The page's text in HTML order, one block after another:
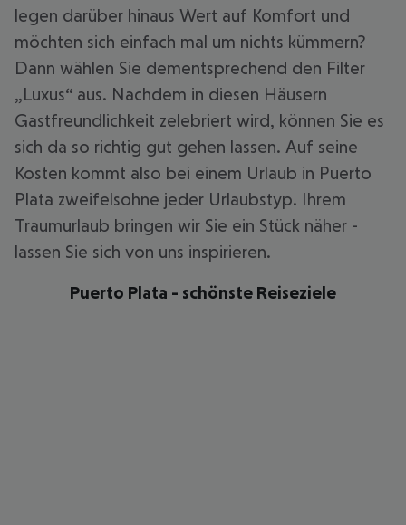
legen darüber hinaus Wert auf Komfort und
möchten sich einfach mal um nichts kümmern?
Dann wählen Sie dementsprechend den Filter
„Luxus“ aus. Nachdem in diesen Häusern
Gastfreundlichkeit zelebriert wird, können Sie es
sich da so richtig gut gehen lassen. Auf seine
Kosten kommt also bei einem Urlaub in Puerto
Plata zweifelsohne jeder Urlaubstyp. Ihrem
Traumurlaub bringen wir Sie ein Stück näher -
lassen Sie sich von uns inspirieren.
Puerto Plata - schönste Reiseziele